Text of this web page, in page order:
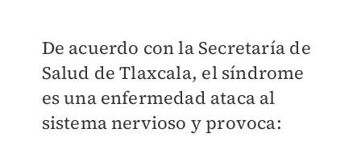
De acuerdo con la Secretaría de
Salud de Tlaxcala, el síndrome
es una enfermedad ataca al
sistema nervioso y provoca: